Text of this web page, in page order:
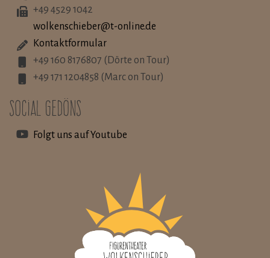
+49 4529 1042
wolkenschieber@t-online.de
Kontaktformular
+49 160 8176807 (Dörte on Tour)
+49 171 1204858 (Marc on Tour)
Social Gedöns
Folgt uns auf Youtube